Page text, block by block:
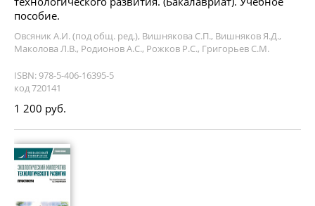
пособие.
Овсяник А.И. (под общ. ред.), Вишнякова С.П., Вишняков Я.Д.,
Маколова Л.В., Родионов А.С., Рожков Р.С., Григорьев С.М.
ISBN: 978-5-406-16395-5
код 720141
1 200 руб.